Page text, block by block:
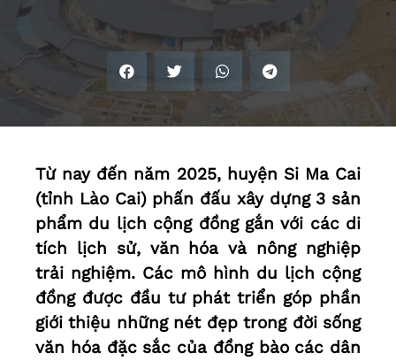
Từ nay đến năm 2025, huyện Si Ma Cai
(tỉnh Lào Cai) phấn đấu xây dựng 3 sản
phẩm du lịch cộng đồng gắn với các di
tích lịch sử, văn hóa và nông nghiệp
trải nghiệm. Các mô hình du lịch cộng
đồng được đầu tư phát triển góp phần
giới thiệu những nét đẹp trong đời sống
văn hóa đặc sắc của đồng bào các dân